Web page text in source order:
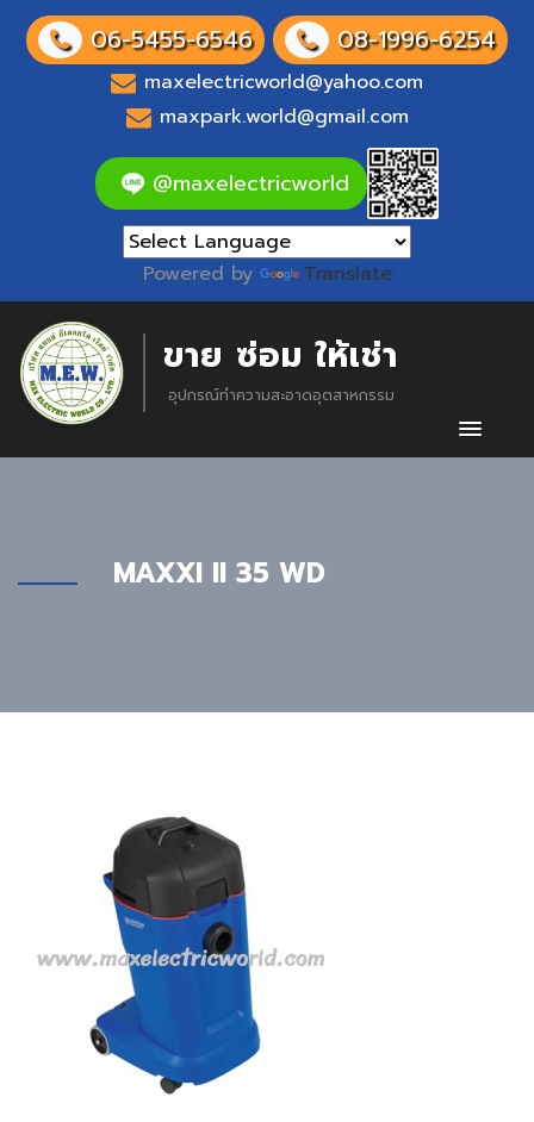
06-5455-6546 08-1996-6254
maxelectricworld@yahoo.com
maxpark.world@gmail.com
@maxelectricworld
Powered by Translate
ขาย ซ่อม ให้เช่า
อุปกรณ์ทำความสะอาดอุตสาหกรรม
MAXXI II 35 WD